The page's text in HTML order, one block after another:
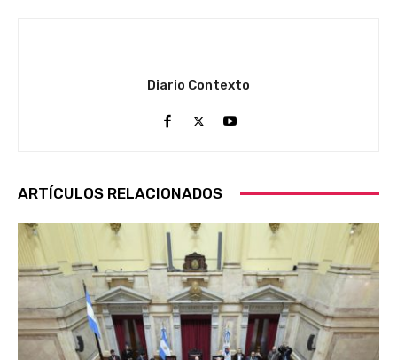
Diario Contexto
ARTÍCULOS RELACIONADOS